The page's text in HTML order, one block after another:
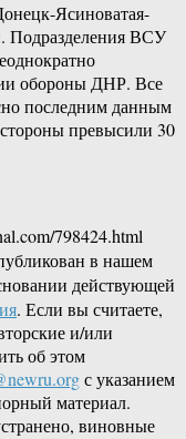
Ясиноватая-
Подразделения ВСУ
обороны ДНР. Все
последним данным
превысили 30
798424.html
в нашем
действующей
. Если вы считаете,
и/или
об этом
с указанием
материал.
виновные